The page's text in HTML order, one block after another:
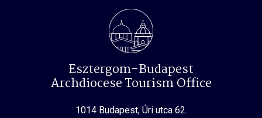
Esztergom-Budapest
Archdiocese Tourism Office
1014 Budapest, Úri utca 62.